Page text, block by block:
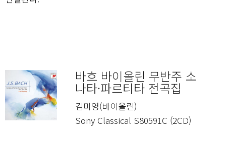
바흐 바이올린 무반주 소
나타·파르티타 전곡집
김미영(바이올린)
Sony Classical S80591C (2CD)